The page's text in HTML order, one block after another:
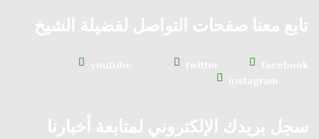
تابع معنا صفحات التواصل لفضيلة الشيخ
facebook
twitter
youtube
instagram
سجل بريدك الإلكتروني لمتابعة أخبارنا